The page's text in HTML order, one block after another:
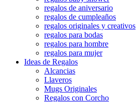
regalos de aniversario
regalos de cumpleaños
regalos originales y creativos
regalos para bodas
regalos para hombre
regalos para mujer
Ideas de Regalos
Alcancias
Llaveros
Mugs Originales
Regalos con Corcho